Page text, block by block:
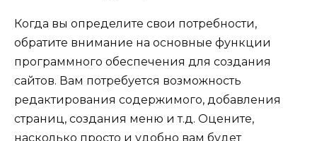
Когда вы определите свои потребности,
обратите внимание на основные функции
программного обеспечения для создания
сайтов. Вам потребуется возможность
редактирования содержимого, добавления
страниц, создания меню и т.д. Оцените,
насколько просто и удобно вам будет